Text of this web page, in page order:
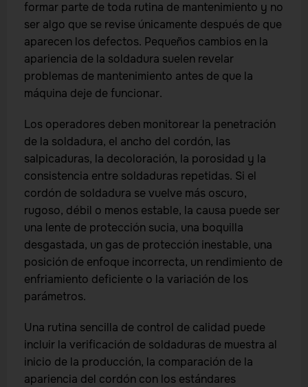
formar parte de toda rutina de mantenimiento y no
ser algo que se revise únicamente después de que
aparecen los defectos. Pequeños cambios en la
apariencia de la soldadura suelen revelar
problemas de mantenimiento antes de que la
máquina deje de funcionar.
Los operadores deben monitorear la penetración
de la soldadura, el ancho del cordón, las
salpicaduras, la decoloración, la porosidad y la
consistencia entre soldaduras repetidas. Si el
cordón de soldadura se vuelve más oscuro,
rugoso, débil o menos estable, la causa puede ser
una lente de protección sucia, una boquilla
desgastada, un gas de protección inestable, una
posición de enfoque incorrecta, un rendimiento de
enfriamiento deficiente o la variación de los
parámetros.
Una rutina sencilla de control de calidad puede
incluir la verificación de soldaduras de muestra al
inicio de la producción, la comparación de la
apariencia del cordón con los estándares